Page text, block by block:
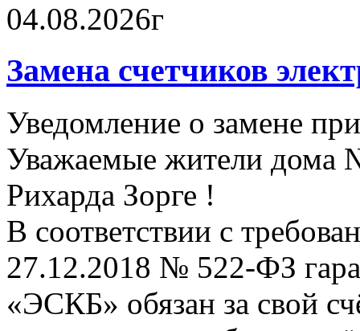
04.08.2026г
Замена счетчиков
Уведомление о замене
Уважаемые жители
Рихарда Зорге !
В соответствии с
27.12.2018 № 522-ФЗ
«ЭСКБ» обязан за свой